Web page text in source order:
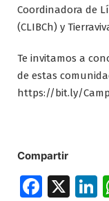
Coordinadora de
(CLIBCh) y
Te invitamos a
de estas
https://bit.ly/
Compartir
X